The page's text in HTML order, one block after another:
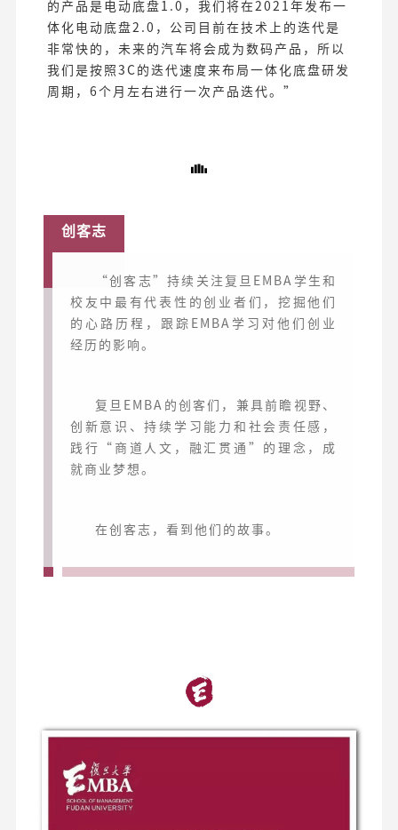
的产品是电动底盘1.0，我们将在2021年发布一
体化电动底盘2.0，公司目前在技术上的迭代是
非常快的，未来的汽车将会成为数码产品，所以
我们是按照3C的迭代速度来布局一体化底盘研发
周期，6个月左右进行一次产品迭代。”
创客志
“创客志”持续关注复旦EMBA学生和
校友中最有代表性的创业者们，挖掘他们
的心路历程，跟踪EMBA学习对他们创业
经历的影响。
复旦EMBA的创客们，兼具前瞻视野、
创新意识、持续学习能力和社会责任感，
践行“商道人文，融汇贯通”的理念，成
就商业梦想。
在创客志，看到他们的故事。